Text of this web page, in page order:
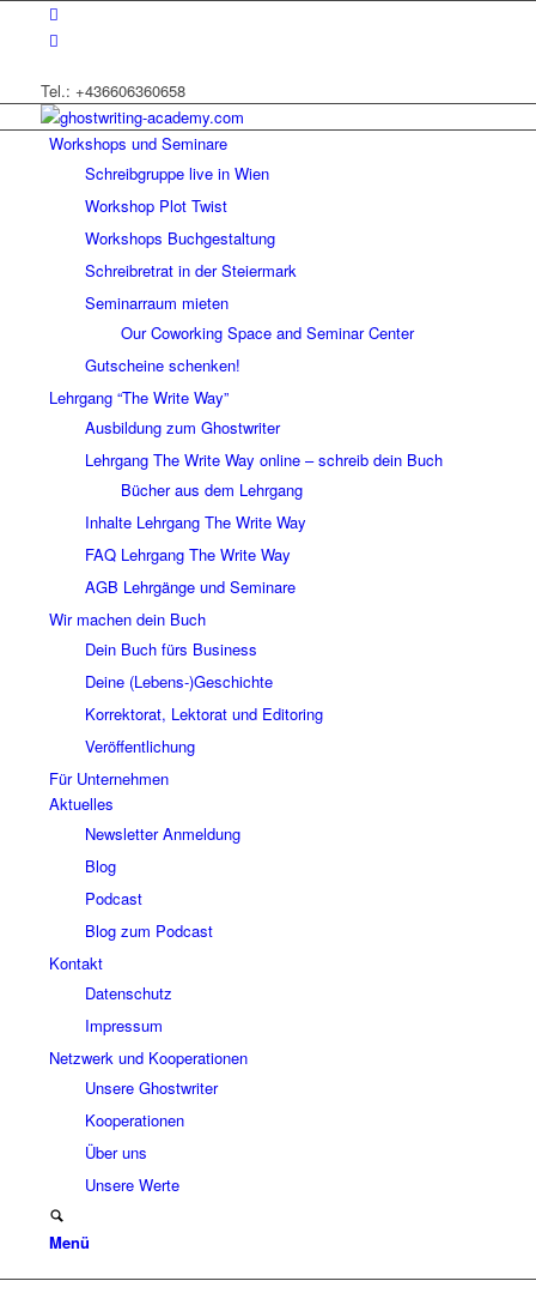
Tel.: +436606360658
Workshops und Seminare
Schreibgruppe live in Wien
Workshop Plot Twist
Workshops Buchgestaltung
Schreibretrat in der Steiermark
Seminarraum mieten
Our Coworking Space and Seminar Center
Gutscheine schenken!
Lehrgang “The Write Way”
Ausbildung zum Ghostwriter
Lehrgang The Write Way online – schreib dein Buch
Bücher aus dem Lehrgang
Inhalte Lehrgang The Write Way
FAQ Lehrgang The Write Way
AGB Lehrgänge und Seminare
Wir machen dein Buch
Dein Buch fürs Business
Deine (Lebens-)Geschichte
Korrektorat, Lektorat und Editoring
Veröffentlichung
Für Unternehmen
Aktuelles
Newsletter Anmeldung
Blog
Podcast
Blog zum Podcast
Kontakt
Datenschutz
Impressum
Netzwerk und Kooperationen
Unsere Ghostwriter
Kooperationen
Über uns
Unsere Werte
Menü